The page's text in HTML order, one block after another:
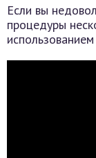
Если вы
процедуры